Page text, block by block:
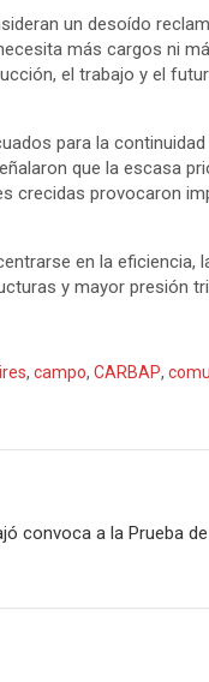
un desoído
más cargos ni
el trabajo y el
para la
que la escasa
crecidas provocaron
en la eficiencia,
y mayor presión
, campo, CARBAP,
convoca a la Prueba